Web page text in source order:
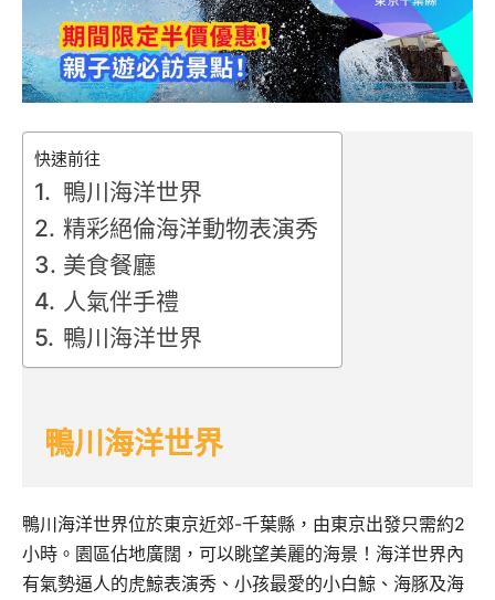
快速前往
鴨川海洋世界
精彩絕倫海洋動物表演秀
美食餐廳
人氣伴手禮
鴨川海洋世界
鴨川海洋世界
鴨川海洋世界位於東京近郊-千葉縣，​由東京出發只需約2
小時。園區佔地廣闊，可以眺望美麗的海景！海洋世界內
有氣勢逼人的虎鯨表演秀、小孩最愛的小白鯨、海豚及海